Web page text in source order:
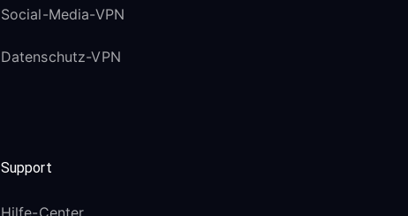
Social-Media-VPN
Datenschutz-VPN
Support
Hilfe-Center